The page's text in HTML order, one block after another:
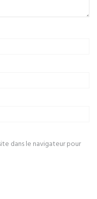
dans le navigateur pour